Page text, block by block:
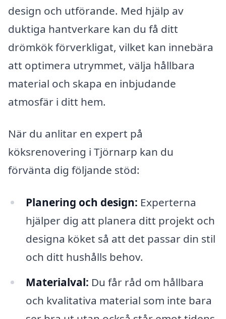
design och utförande. Med hjälp av
duktiga hantverkare kan du få ditt
drömkök förverkligat, vilket kan innebära
att optimera utrymmet, välja hållbara
material och skapa en inbjudande
atmosfär i ditt hem.
När du anlitar en expert på
köksrenovering i Tjörnarp kan du
förvänta dig följande stöd:
Planering och design: Experterna
hjälper dig att planera ditt projekt och
designa köket så att det passar din stil
och ditt hushålls behov.
Materialval: Du får råd om hållbara
och kvalitativa material som inte bara